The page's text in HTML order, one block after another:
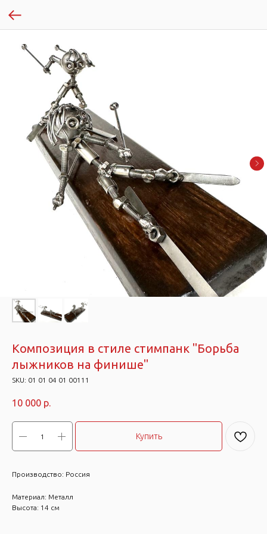
Композиция в стиле стимпанк "Борьба
лыжников на финише"
SKU: 01 01 04 01 00111
10 000 р.
Купить
Производство: Россия
Материал: Металл
Высота: 14 см